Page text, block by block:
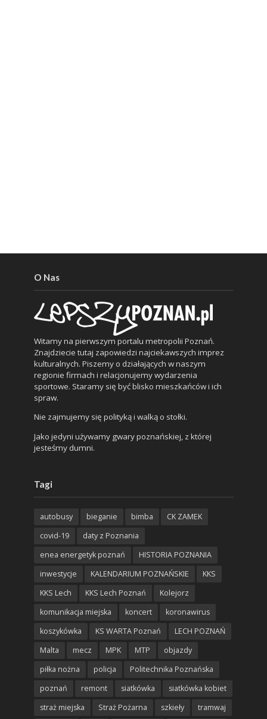
O Nas
Witamy na pierwszym portalu metropolii Poznań.
Znajdziecie tutaj zapowiedzi najciekawszych imprez
kulturalnych. Piszemy o działających w naszym
regionie firmach i relacjonujemy wydarzenia
sportowe. Staramy się być blisko mieszkańców i ich
spraw.
Nie zajmujemy się polityką i walką o stołki.
Jako jedyni używamy gwary poznańskiej, z której
jesteśmy dumni.
Tagi
autobusy bieganie bimba
CK ZAMEK
covid-19
daty z Poznania
enea energetyk poznań
HISTORIA POZNANIA
inwestycje
KALENDARIUM POZNAŃSKIE
KKS
KKS Lech
KKS Lech Poznań
Kolejorz
komunikacja miejska
koncert
koronawirus
koszykówka
KS WARTA Poznań
LECH POZNAŃ
Malta
mecz MPK MTP
objazdy
piłka nożna
policja
Politechnika Poznańska
poznań
remont siatkówka
siatkówka kobiet
straż miejska
Straż Pożarna szkieły tramwaj